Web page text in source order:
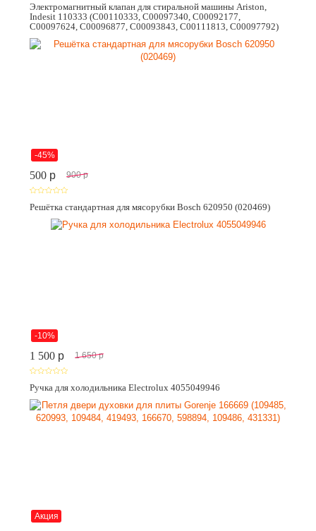
Электромагнитный клапан для стиральной машины Ariston,
Indesit 110333 (C00110333, C00097340, C00092177,
C00097624, C00096877, C00093843, C00111813, C00097792)
-45%
500 p 900 p
Решётка стандартная для мясорубки Bosch 620950 (020469)
-10%
1 500 p 1 650 p
Ручка для холодильника Electrolux 4055049946
Акция